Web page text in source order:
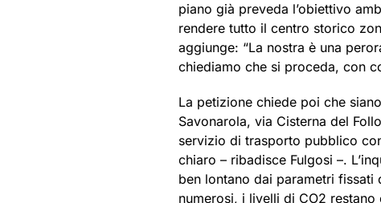
piano già preveda l’obiettivo
rendere tutto il centro storico
aggiunge: “La nostra è una
chiediamo che si proceda, con
La petizione chiede poi che
Savonarola, via Cisterna del
servizio di trasporto pubblico
chiaro – ribadisce Fulgosi –.
ben lontano dai parametri fissati
numerosi, i livelli di CO2